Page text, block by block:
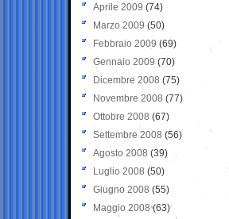
Aprile 2009 (74)
Marzo 2009 (50)
Febbraio 2009 (69)
Gennaio 2009 (70)
Dicembre 2008 (75)
Novembre 2008 (77)
Ottobre 2008 (67)
Settembre 2008 (56)
Agosto 2008 (39)
Luglio 2008 (50)
Giugno 2008 (55)
Maggio 2008(63)